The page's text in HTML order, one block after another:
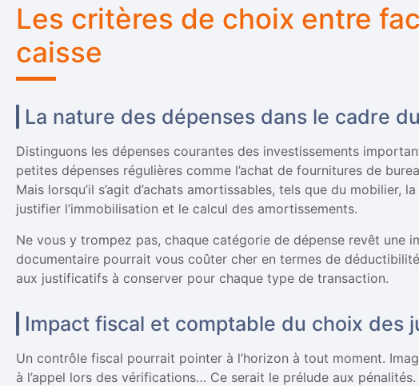
Les critères de choix entre
caisse
La nature des dépenses dans le cadre
Distinguons les dépenses courantes des investissements
petites dépenses régulières comme l’achat de fournitures de
Mais lorsqu’il s’agit d’achats amortissables, tels que du mobilier,
justifier l’immobilisation et le calcul des amortissements.
Ne vous y trompez pas, chaque catégorie de dépense revêt une
documentaire pourrait vous coûter cher en termes de
aux justificatifs à conserver pour chaque type de transaction.
Impact fiscal et comptable du choix des
Un contrôle fiscal pourrait pointer à l’horizon à tout moment.
à l’appel lors des vérifications… Ce serait le prélude aux